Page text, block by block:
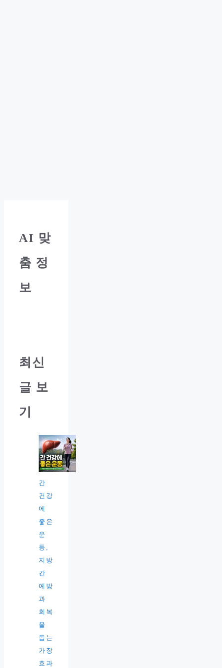
AI 맞
춤 정
보
최신
글 보
기
간
건강
에
좋은
운
동,
지방
간
예방
과
회복
을
돕는
가장
효과